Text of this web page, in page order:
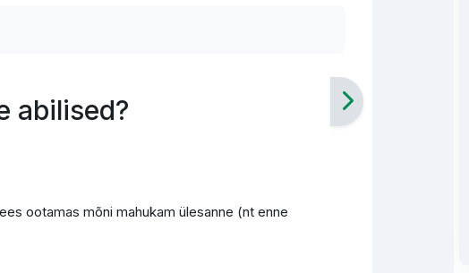
abilised?
ootamas mõni mahukam ülesanne (nt enne